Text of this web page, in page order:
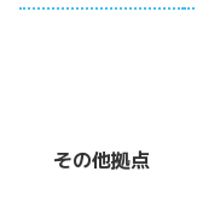
その他拠点